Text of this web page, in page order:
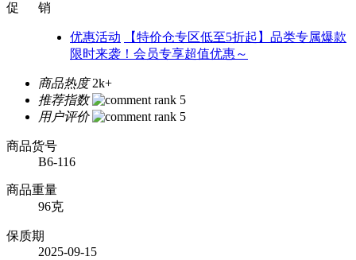
促 销
优惠活动
【特价仓专区低至5折起】品类专属爆款
限时来袭！会员专享超值优惠～
商品热度 2k+
推荐指数
用户评价
商品货号
B6-116
商品重量
96克
保质期
2025-09-15